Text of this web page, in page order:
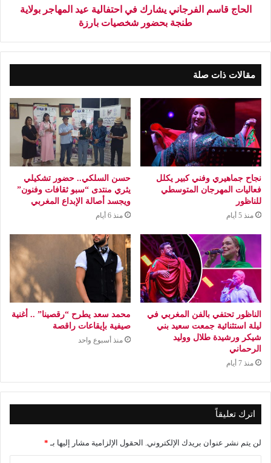
الحاج قاسم الفرجاني يشارك في احتفالية عيد المهاجر بولاية
طنجة بحضور شخصيات بارزة
مقالات ذات صلة
نجاح جماهيري وفني كبير يكلل
فعاليات المهرجان المتوسطي
للناظور
منذ 5 أيام
حسن السلكي.. حضور تشكيلي
يثري منتدى “سبو ثقافات وفنون”
ويجسد أصالة الإبداع المغربي
منذ 6 أيام
الناظور تحتفي بالفن المغربي في
ليلة استثنائية جمعت سعيد بني
شيكر ورشيدة طلال ووليد
الرحماني
منذ 7 أيام
محمد سعد يطرح “رقصينا” .. أغنية
صيفية بإيقاعات راقصة
منذ أسبوع واحد
اترك تعليقاً
لن يتم نشر عنوان بريدك الإلكتروني. الحقول الإلزامية مشار إليها بـ *